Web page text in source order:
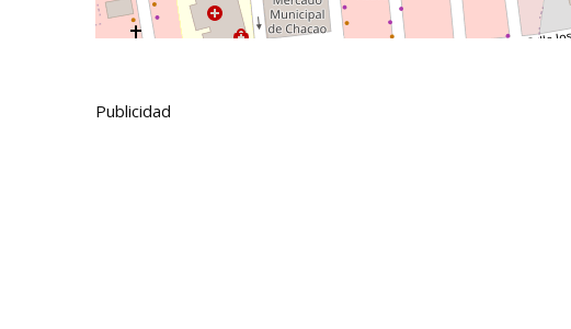
Publicidad